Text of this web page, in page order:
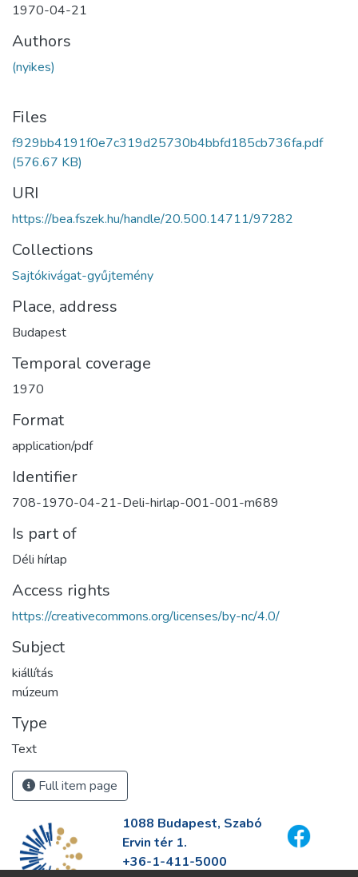
1970-04-21
Authors
(nyikes)
Files
f929bb4191f0e7c319d25730b4bbfd185cb736fa.pdf
(576.67 KB)
URI
https://bea.fszek.hu/handle/20.500.14711/97282
Collections
Sajtókivágat-gyűjtemény
Place, address
Budapest
Temporal coverage
1970
Format
application/pdf
Identifier
708-1970-04-21-Deli-hirlap-001-001-m689
Is part of
Déli hírlap
Access rights
https://creativecommons.org/licenses/by-nc/4.0/
Subject
kiállítás
múzeum
Type
Text
Full item page
1088 Budapest, Szabó
Ervin tér 1.
+36-1-411-5000